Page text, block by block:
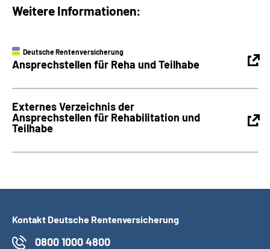
Weitere Informationen:
Deutsche Rentenversicherung
Ansprechstellen für Reha und Teilhabe
Externes Verzeichnis der
Ansprechstellen für Rehabilitation und
Teilhabe
Kontakt Deutsche Rentenversicherung
0800 1000 4800